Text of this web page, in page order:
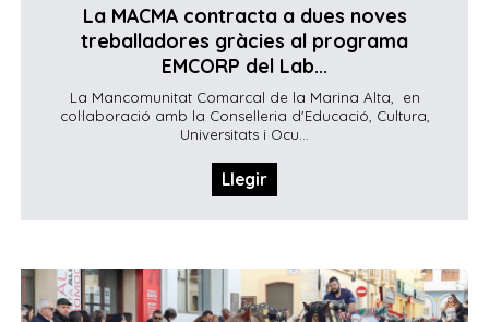
La MACMA contracta a dues noves
treballadores gràcies al programa
EMCORP del Lab...
La Mancomunitat Comarcal de la Marina Alta, en
col·laboració amb la Conselleria d'Educació, Cultura,
Universitats i Ocu...
Llegir